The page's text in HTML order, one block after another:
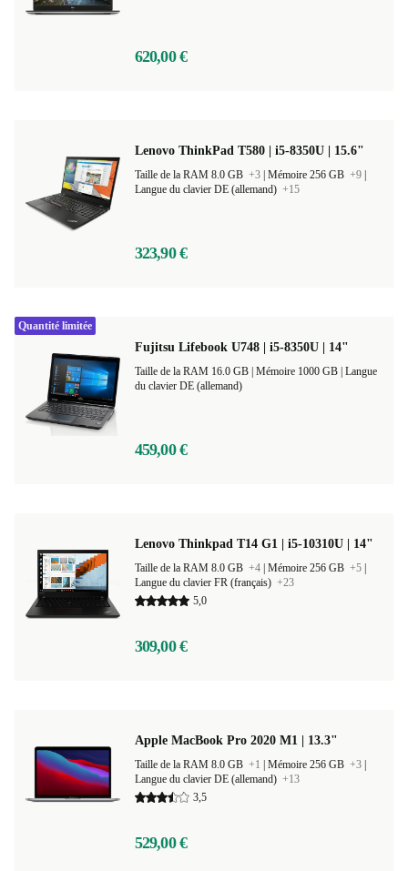
620,00 €
Lenovo ThinkPad T580 | i5-8350U | 15.6"
Taille de la RAM 8.0 GB +3 Mémoire 256 GB +9
Langue du clavier DE (allemand) +15
323,90 €
Fujitsu Lifebook U748 | i5-8350U | 14"
Langue
du clavier DE (allemand)
459,00 €
Quantité limitée
Lenovo Thinkpad T14 G1 | i5-10310U | 14"
Taille de la RAM 8.0 GB +4 Mémoire 256 GB +5
Langue du clavier FR (français) +23
5,0
309,00 €
Apple MacBook Pro 2020 M1 | 13.3"
Taille de la RAM 8.0 GB +1 Mémoire 256 GB +3
Langue du clavier DE (allemand) +13
3,5
529,00 €